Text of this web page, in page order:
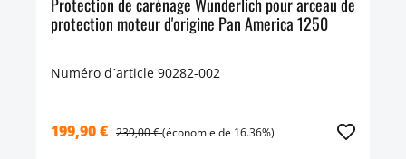
protection moteur d'origine Pan America 1250
Numéro d´article 90282-002
199,90 € 239,00 €(économie de 16.36%)